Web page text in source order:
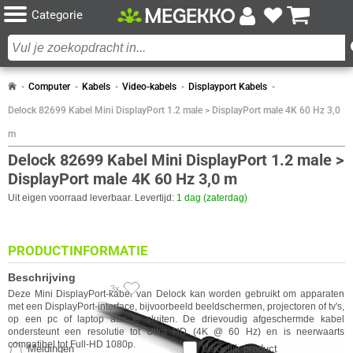
Categorie
Computer Kabels Video-kabels Displayport Kabels
Delock 82699 Kabel Mini DisplayPort 1.2 male > DisplayPort male 4K 60 Hz 3,0
m
Delock 82699 Kabel Mini DisplayPort 1.2 male >
DisplayPort male 4K 60 Hz 3,0 m
Uit eigen voorraad leverbaar. Levertijd: 1 dag (zaterdag)
3x
Vergelijk product
Meldingen
PRODUCTINFORMATIE
Beschrijving
Deze Mini DisplayPort-kabel van Delock kan worden gebruikt om apparaten
met een DisplayPort-interface, bijvoorbeeld beeldschermen, projectoren of tv's,
op een pc of laptop aan te sluiten. De drievoudig afgeschermde kabel
ondersteunt een resolutie tot Ultra HD (4K @ 60 Hz) en is neerwaarts
compatibel tot Full-HD 1080p.